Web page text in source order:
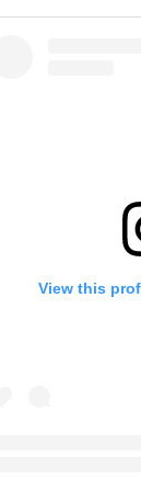
View this